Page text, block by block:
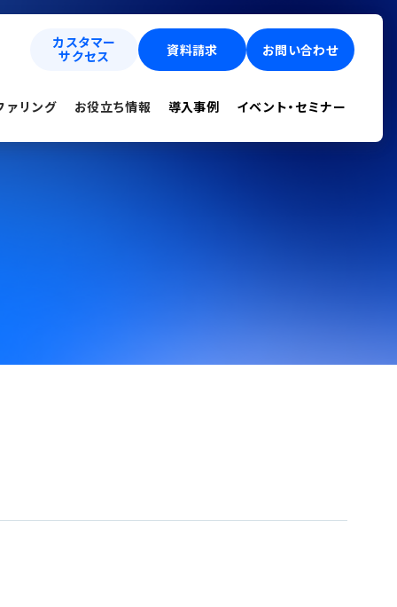
ァリング お役立ち情報 導入事例 イベント・セミナー
カスタマー
サクセス
資料請求 お問い合わせ